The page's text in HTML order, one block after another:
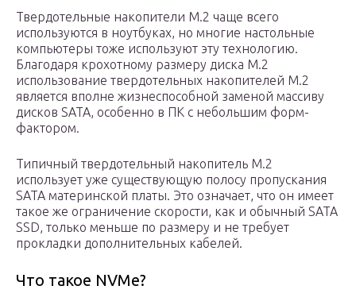
Твердотельные накопители M.2 чаще всего
используются в ноутбуках, но многие настольные
компьютеры тоже используют эту технологию.
Благодаря крохотному размеру диска M.2
использование твердотельных накопителей M.2
является вполне жизнеспособной заменой массиву
дисков SATA, особенно в ПК с небольшим форм-
фактором.
Типичный твердотельный накопитель M.2
использует уже существующую полосу пропускания
SATA материнской платы. Это означает, что он имеет
такое же ограничение скорости, как и обычный SATA
SSD, только меньше по размеру и не требует
прокладки дополнительных кабелей.
Что такое NVMe?